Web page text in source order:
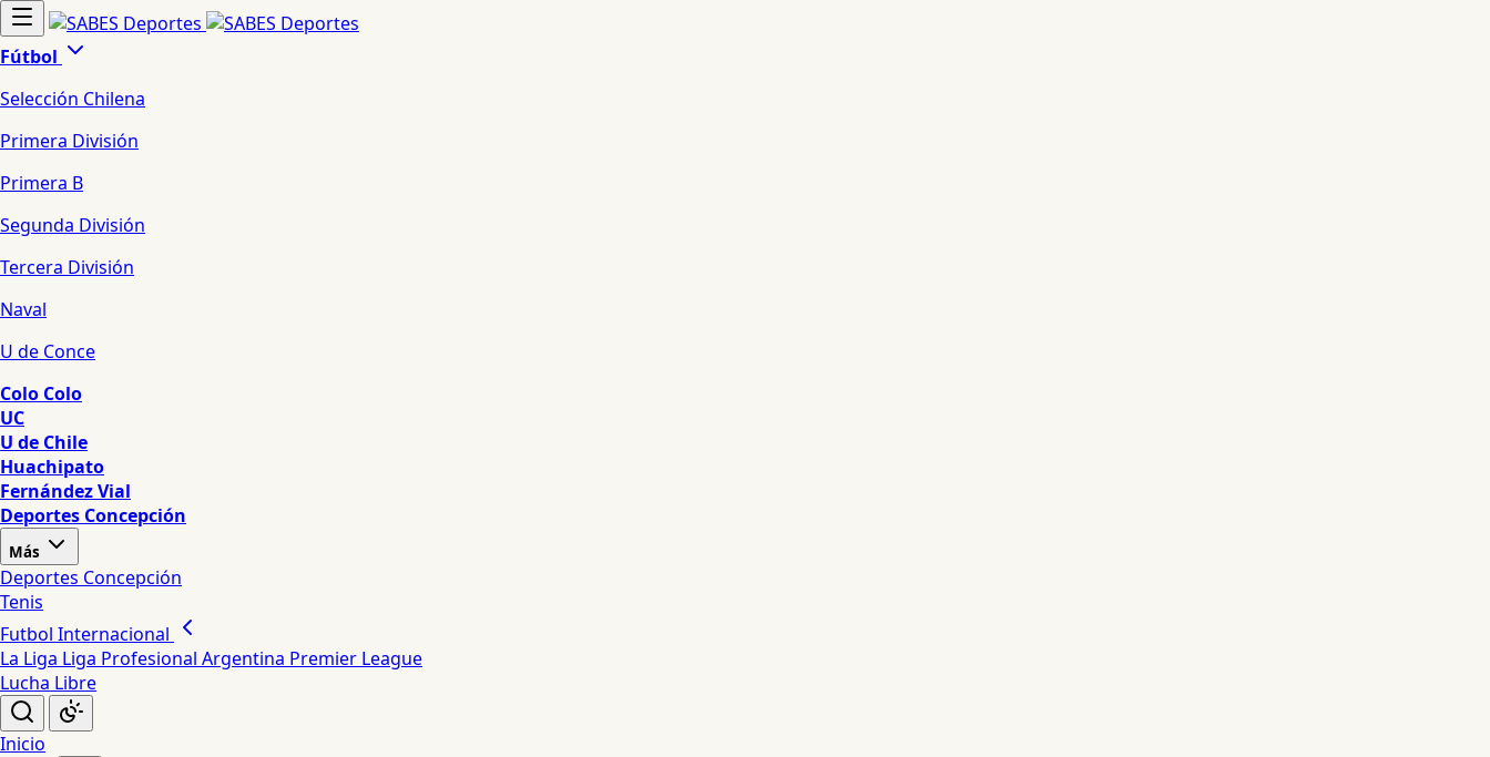
Fútbol
Selección Chilena
Primera División
Primera B
Segunda División
Tercera División
Naval
U de Conce
Colo Colo
UC
U de Chile
Huachipato
Fernández Vial
Deportes Concepción
Más
Deportes Concepción
Tenis
Futbol Internacional
La Liga Liga Profesional Argentina Premier League
Lucha Libre
Inicio